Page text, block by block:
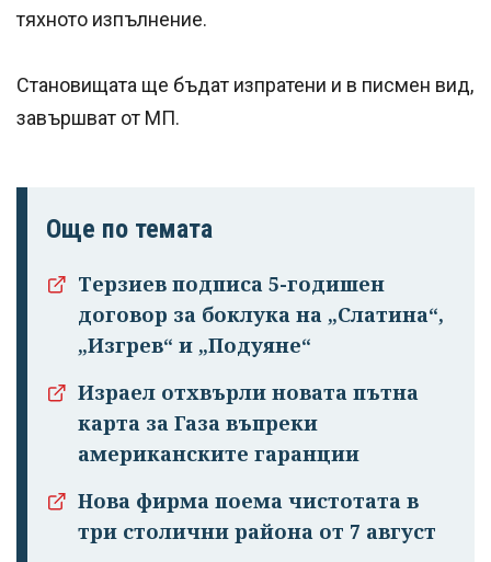
тяхното изпълнение.
Становищата ще бъдат изпратени и в писмен вид,
завършват от МП.
Още по темата
Терзиев подписа 5-годишен
договор за боклука на „Слатина“,
„Изгрев“ и „Подуяне“
Израел отхвърли новата пътна
карта за Газа въпреки
американските гаранции
Нова фирма поема чистотата в
три столични района от 7 август